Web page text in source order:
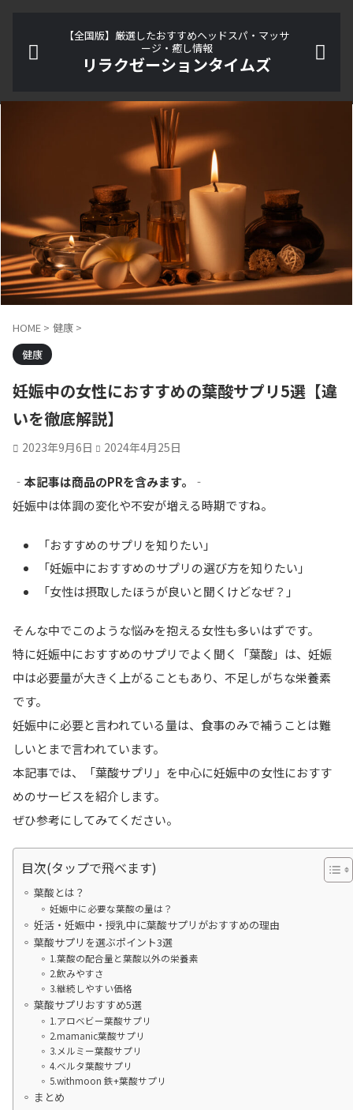
【全国版】厳選したおすすめヘッドスパ・マッサ
ージ・癒し情報
リラクゼーションタイムズ
HOME > 健康 >
健康
妊娠中の女性におすすめの葉酸サプリ5選【違
いを徹底解説】
2023年9月6日 2024年4月25日
‐本記事は商品のPRを含みます。‐
妊娠中は体調の変化や不安が増える時期ですね。
「おすすめのサプリを知りたい」
「妊娠中におすすめのサプリの選び方を知りたい」
「女性は摂取したほうが良いと聞くけどなぜ？」
そんな中でこのような悩みを抱える女性も多いはずです。
特に妊娠中におすすめのサプリでよく聞く
「葉酸」は、妊娠
中は必要量が大きく上がることもあり、不足しがちな栄養素
です。
妊娠中に必要と言われている量は、食事のみで補うことは難
しいとまで言われています。
本記事では、「葉酸サプリ」を中心に妊娠中の女性におすす
めのサービスを紹介します。
ぜひ参考にしてみてください。
目次(タップで飛べます)
葉酸とは？
妊娠中に必要な葉酸の量は？
妊活・妊娠中・授乳中に葉酸サプリがおすすめの理由
葉酸サプリを選ぶポイント3選
1.葉酸の配合量と葉酸以外の栄養素
2.飲みやすさ
3.継続しやすい価格
葉酸サプリおすすめ5選
1.アロベビー葉酸サプリ
2.mamanic葉酸サプリ
3.メルミー葉酸サプリ
4.ベルタ葉酸サプリ
5.withmoon 鉄+葉酸サプリ
まとめ